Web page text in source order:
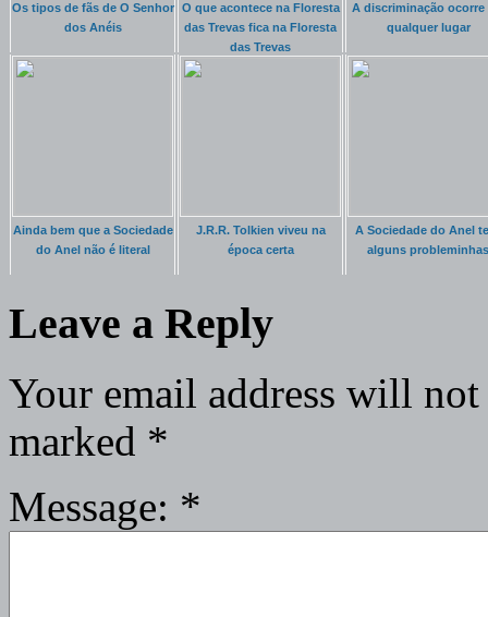
Os tipos de fãs de O Senhor
dos Anéis
O que acontece na Floresta
das Trevas fica na Floresta
das Trevas
A discriminação ocorre
qualquer lugar
Ainda bem que a Sociedade
do Anel não é literal
J.R.R. Tolkien viveu na
época certa
A Sociedade do Anel
alguns probleminhas
Leave a Reply
Your email address will
marked *
Message: *